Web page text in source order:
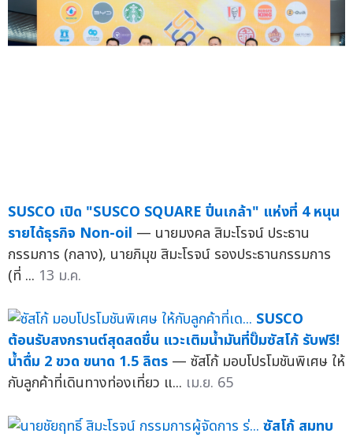
SUSCO เปิด "SUSCO SQUARE ปิ่นเกล้า" แห่งที่ 4 หนุน
รายได้ธุรกิจ Non-oil — นายมงคล สิมะโรจน์ ประธาน
กรรมการ (กลาง), นายภิมุข สิมะโรจน์ รองประธานกรรมการ
(ที่ ... 13 ม.ค.
SUSCO
ต้อนรับสงกรานต์สุดสดชื่น แวะเติมน้ำมันที่ปั๊มซัสโก้ รับฟรี!
น้ำดื่ม 2 ขวด ขนาด 1.5 ลิตร — ซัสโก้ มอบโปรโมชันพิเศษ ให้
กับลูกค้าที่เดินทางท่องเที่ยว แ... เม.ย. 65
ซัสโก้ สมทบ